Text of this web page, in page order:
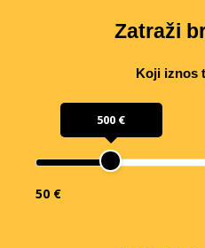
Zatraži
Koji iznos
500 €
50 €